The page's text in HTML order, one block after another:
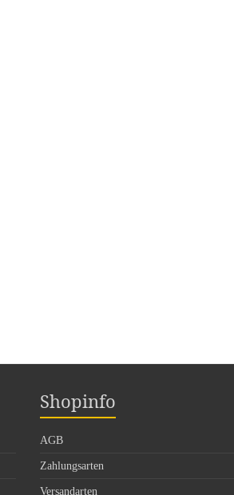
Shopinfo
AGB
Zahlungsarten
Versandarten